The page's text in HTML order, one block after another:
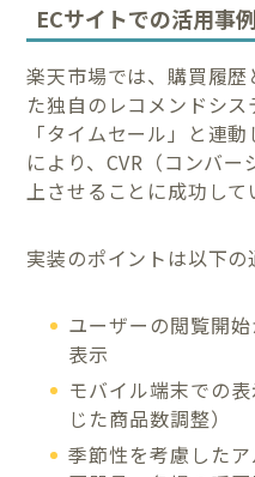
ECサイトでの活用事
楽天市場では、購買履
た独自のレコメンドシ
「タイムセール」と連
により、CVR（コンバ
上させることに成功して
実装のポイントは以下の
ユーザーの閲覧開
表示
モバイル端末での
じた商品数調整）
季節性を考慮した